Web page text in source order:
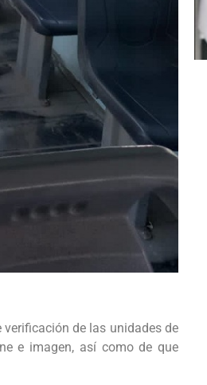
de las unidades de
e imagen, así como de que